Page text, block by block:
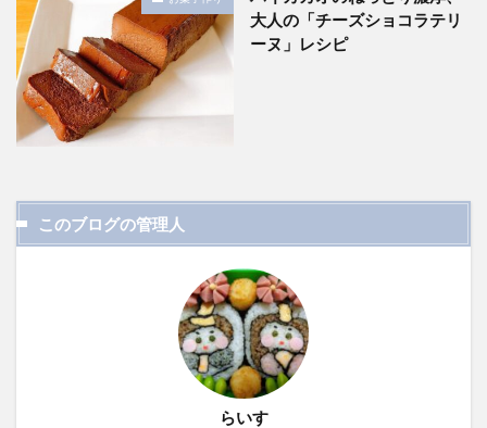
大人の「チーズショコラテリ
ーヌ」レシピ
このブログの管理人
らいす